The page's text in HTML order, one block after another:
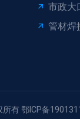
市政大
管材焊
有 鄂ICP备